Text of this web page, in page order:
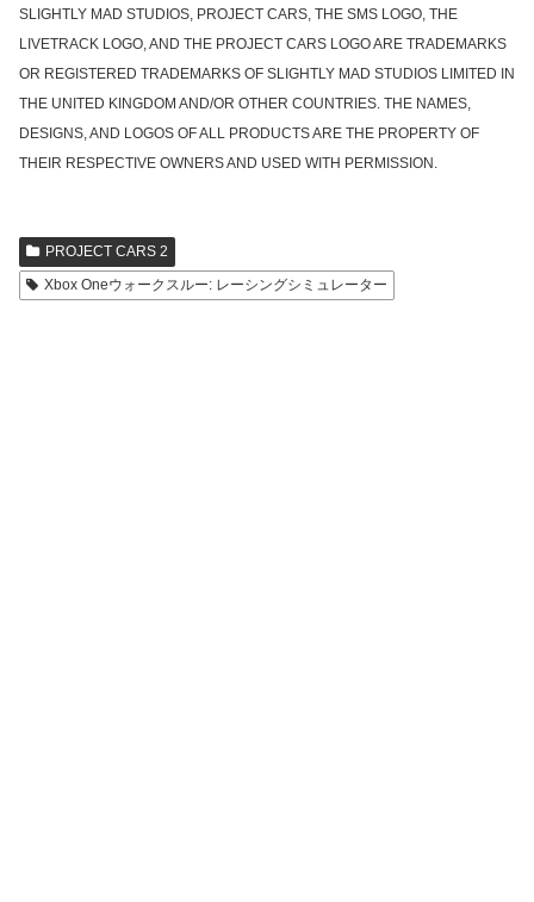
SLIGHTLY MAD STUDIOS, PROJECT CARS, THE SMS LOGO, THE
LIVETRACK LOGO, AND THE PROJECT CARS LOGO ARE TRADEMARKS
OR REGISTERED TRADEMARKS OF SLIGHTLY MAD STUDIOS LIMITED IN
THE UNITED KINGDOM AND/OR OTHER COUNTRIES. THE NAMES,
DESIGNS, AND LOGOS OF ALL PRODUCTS ARE THE PROPERTY OF
THEIR RESPECTIVE OWNERS AND USED WITH PERMISSION.
PROJECT CARS 2
Xbox Oneウォークスルー: レーシングシミュレーター